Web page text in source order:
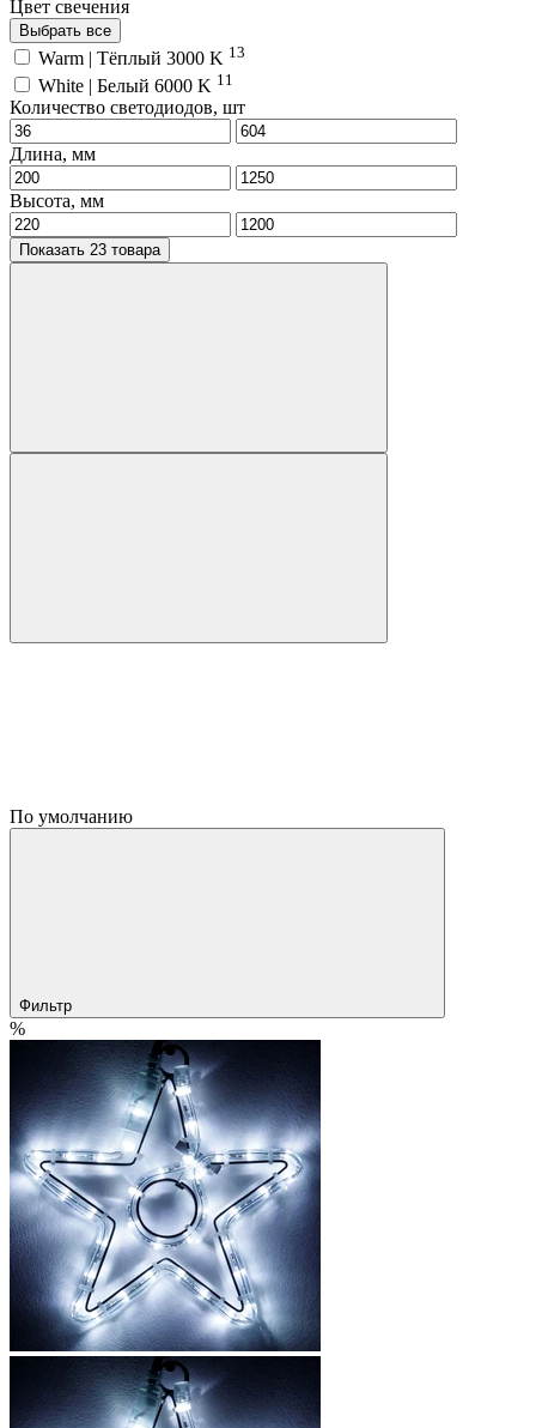
Цвет свечения
Выбрать все
Warm | Тёплый 3000 K 13
White | Белый 6000 K 11
Количество светодиодов, шт
Длина, мм
Высота, мм
Показать 23 товара
По умолчанию
Фильтр
%